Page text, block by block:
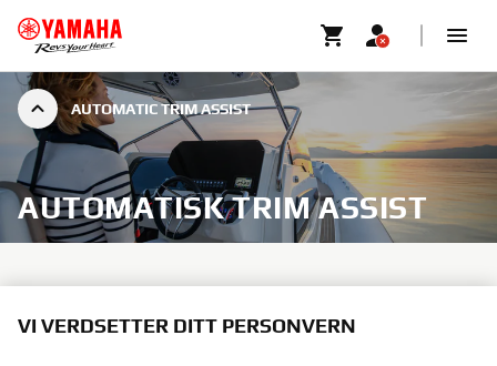
AUTOMATIC TRIM ASSIST
AUTOMATISK TRIM ASSIST
Yamahas nye Trim Assist gir optimal ytelse og
VI VERDSETTER DITT PERSONVERN